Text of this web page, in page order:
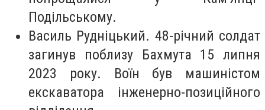
Подільському.
Василь Рудніцький. 48-річний солдат
загинув поблизу Бахмута 15 липня
2023 року. Воїн був машиністом
екскаватора інженерно-позиційного